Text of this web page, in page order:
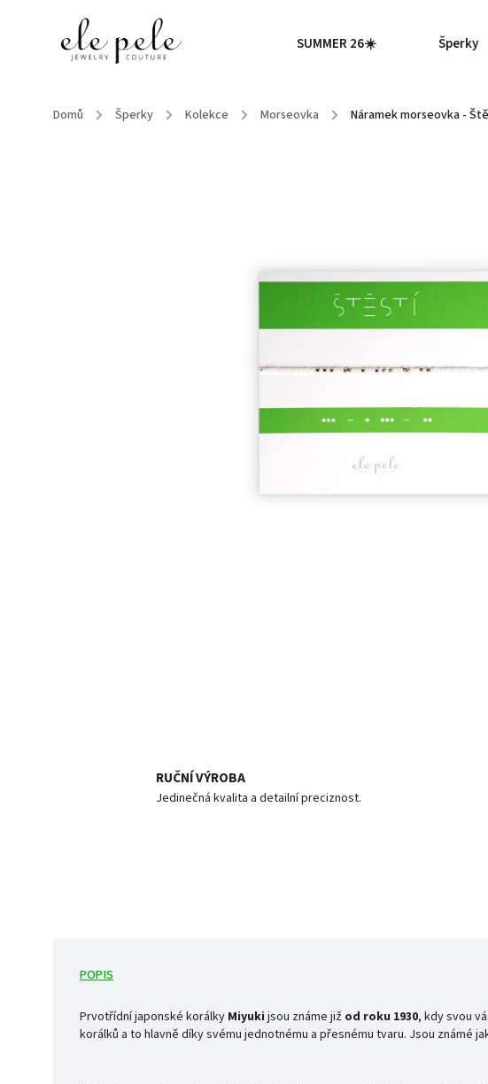
SUMMER 26☀️ Šperky
Domů / Šperky / Kolekce / Morseovka / Náramek morseovka -
RUČNÍ VÝROBA
Jedinečná kvalita a detailní preciznost.
POPIS
Prvotřídní japonské korálky Miyuki jsou známe již od roku 1930, kdy svou
korálků a to hlavně díky svému jednotnému a přesnému tvaru. Jsou známé